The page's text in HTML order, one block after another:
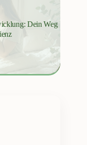
Dein Weg